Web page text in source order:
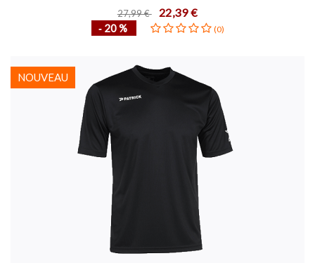
pour Terrains Artificiels
27,99 € 22,39 €
‐ 20 % (0)
NOUVEAU